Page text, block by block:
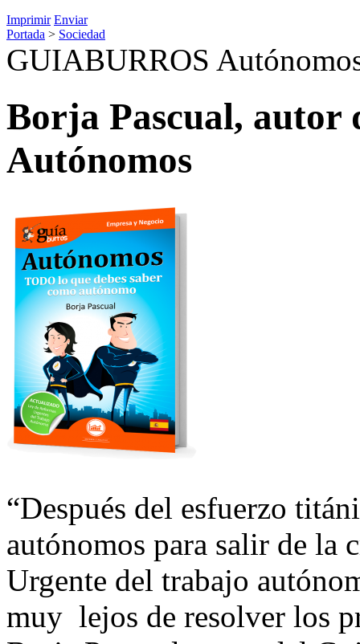
Imprimir Enviar
Portada > Sociedad
GUIABURROS
Borja Pascual, autor
Autónomos
“Después del esfuerzo
autónomos para salir de la
Urgente del trabajo
muy lejos de resolver los